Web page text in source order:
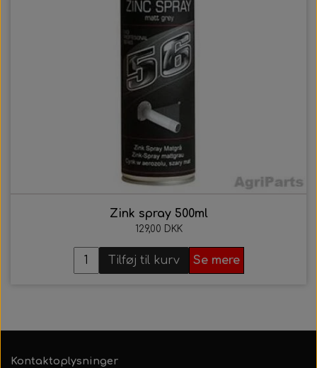
Zink spray 500ml
129,00 DKK
Tilføj til kurv Se mere
Kontaktoplysninger